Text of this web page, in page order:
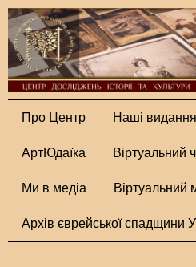
Про Центр Наші видання
АртЮдаїка Віртуальний
Ми в медіа Віртуальний
Архів єврейської спадщини